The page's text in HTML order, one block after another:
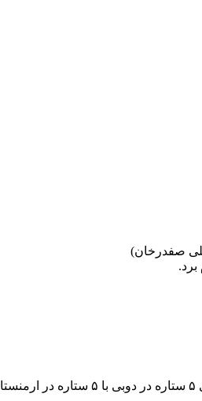
صفدرخان)
خیر. چنانچه قصد انتخاب هتل مورد نظرتان